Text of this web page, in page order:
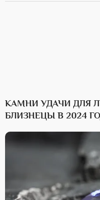
КАМНИ УДАЧИ ДЛЯ
БЛИЗНЕЦЫ В 2024